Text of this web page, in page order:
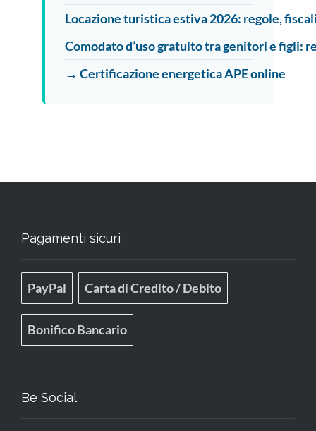
Locazione turistica estiva 2026: regole,
Comodato d’uso gratuito tra genitori e figli:
→ Certificazione energetica APE online
Pagamenti sicuri
PayPal Carta di Credito / Debito
Bonifico Bancario
Be Social